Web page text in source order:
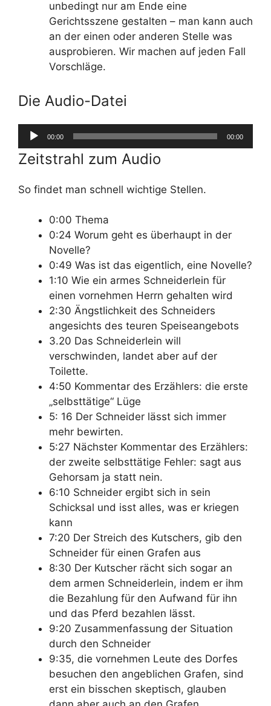
unbedingt nur am Ende eine
Gerichtsszene gestalten – man kann auch
an der einen oder anderen Stelle was
ausprobieren. Wir machen auf jeden Fall
Vorschläge.
Die Audio-Datei
Audio-
Player
00:00 00:00
Zeitstrahl zum Audio
So findet man schnell wichtige Stellen.
0:00 Thema
0:24 Worum geht es überhaupt in der
Novelle?
0:49 Was ist das eigentlich, eine Novelle?
1:10 Wie ein armes Schneiderlein für
einen vornehmen Herrn gehalten wird
2:30 Ängstlichkeit des Schneiders
angesichts des teuren Speiseangebots
3.20 Das Schneiderlein will
verschwinden, landet aber auf der
Toilette.
4:50 Kommentar des Erzählers: die erste
„selbsttätige“ Lüge
5: 16 Der Schneider lässt sich immer
mehr bewirten.
5:27 Nächster Kommentar des Erzählers:
der zweite selbsttätige Fehler: sagt aus
Gehorsam ja statt nein.
6:10 Schneider ergibt sich in sein
Schicksal und isst alles, was er kriegen
kann
7:20 Der Streich des Kutschers, gib den
Schneider für einen Grafen aus
8:30 Der Kutscher rächt sich sogar an
dem armen Schneiderlein, indem er ihm
die Bezahlung für den Aufwand für ihn
und das Pferd bezahlen lässt.
9:20 Zusammenfassung der Situation
durch den Schneider
9:35, die vornehmen Leute des Dorfes
besuchen den angeblichen Grafen, sind
erst ein bisschen skeptisch, glauben